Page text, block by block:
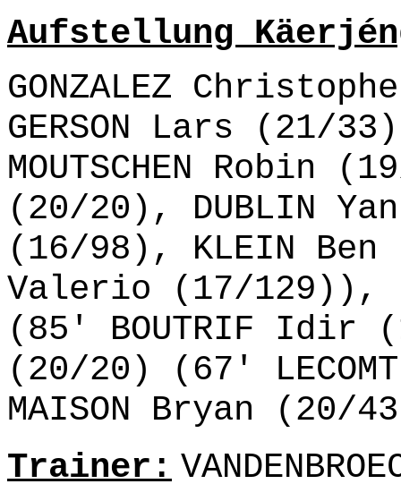
Aufstellung
GONZALEZ
GERSON Lars (21/
MOUTSCHEN Robin
(20/20), DUBLIN
(16/98), KLEIN Ben
Valerio (17/129)),
(85' BOUTRIF Idir
(20/20) (67'
MAISON Bryan (20/
Trainer: